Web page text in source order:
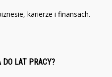
karierze i finansach.
DO LAT PRACY?